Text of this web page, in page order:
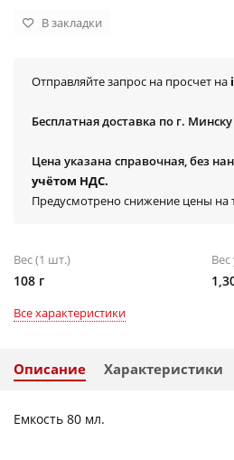
В закладки
Отправляйте запрос на просчет на
Бесплатная доставка по г. Минску
Цена указана справочная, без
учётом НДС.
Предусмотрено снижение цены на
Вес (1 шт.)
108 г
Все характеристики
Описание Характеристики
Емкость 80 мл.